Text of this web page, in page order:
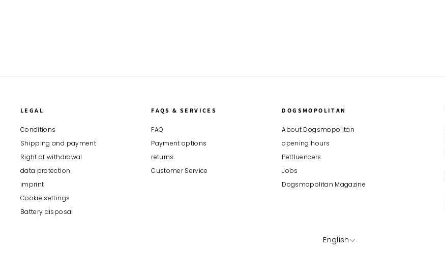
LEGAL
Conditions
Shipping and payment
Right of withdrawal
data protection
imprint
Cookie settings
Battery disposal
FAQS & SERVICES
FAQ
Payment options
returns
Customer Service
DOGSMOPOLITAN
About Dogsmopolitan
opening hours
Petfluencers
Jobs
Dogsmopolitan Magazine
LANGUAGE
English
4,7 Rating
Anonym
Verifizierter Kunde
Super Produkte, rasche Lieferung, sehr
kundenfreundlich. Seit Jahren meine erste
Adresse für qualitativ sehr hochwertige